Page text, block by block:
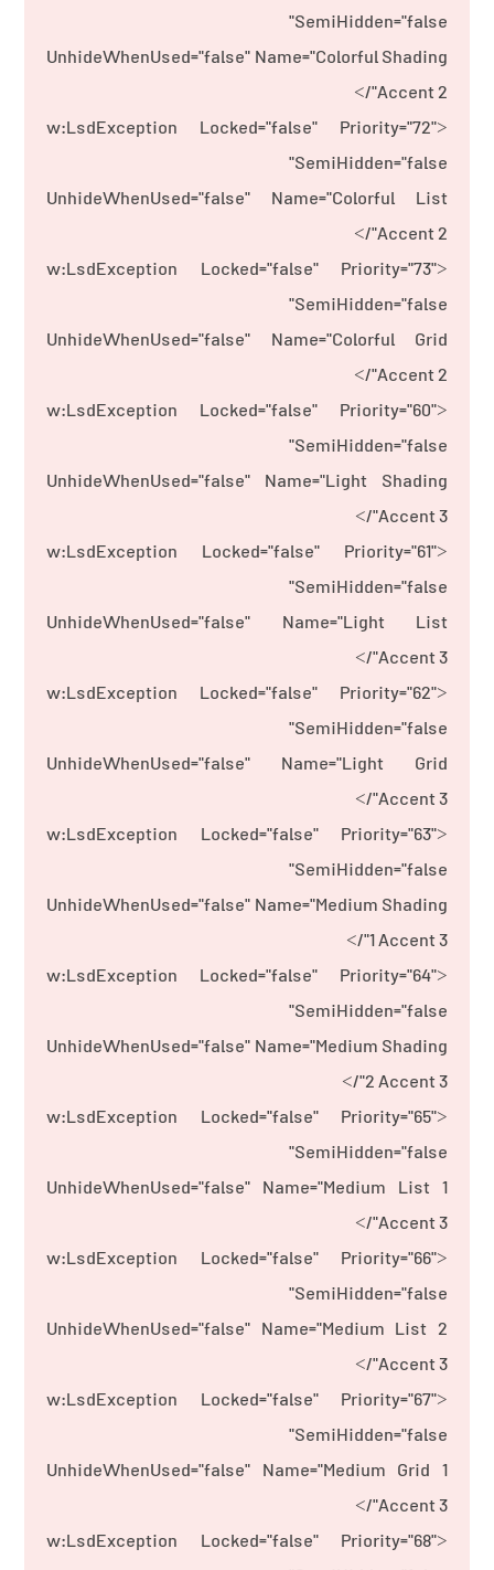
SemiHidden="false"
UnhideWhenUsed="false" Name="Colorful Shading
Accent 2"/>
<w:LsdException Locked="false" Priority="72"
SemiHidden="false"
UnhideWhenUsed="false" Name="Colorful List
Accent 2"/>
<w:LsdException Locked="false" Priority="73"
SemiHidden="false"
UnhideWhenUsed="false" Name="Colorful Grid
Accent 2"/>
<w:LsdException Locked="false" Priority="60"
SemiHidden="false"
UnhideWhenUsed="false" Name="Light Shading
Accent 3"/>
<w:LsdException Locked="false" Priority="61"
SemiHidden="false"
UnhideWhenUsed="false" Name="Light List
Accent 3"/>
<w:LsdException Locked="false" Priority="62"
SemiHidden="false"
UnhideWhenUsed="false" Name="Light Grid
Accent 3"/>
<w:LsdException Locked="false" Priority="63"
SemiHidden="false"
UnhideWhenUsed="false" Name="Medium Shading
1 Accent 3"/>
<w:LsdException Locked="false" Priority="64"
SemiHidden="false"
UnhideWhenUsed="false" Name="Medium Shading
2 Accent 3"/>
<w:LsdException Locked="false" Priority="65"
SemiHidden="false"
UnhideWhenUsed="false" Name="Medium List 1
Accent 3"/>
<w:LsdException Locked="false" Priority="66"
SemiHidden="false"
UnhideWhenUsed="false" Name="Medium List 2
Accent 3"/>
<w:LsdException Locked="false" Priority="67"
SemiHidden="false"
UnhideWhenUsed="false" Name="Medium Grid 1
Accent 3"/>
<w:LsdException Locked="false" Priority="68"